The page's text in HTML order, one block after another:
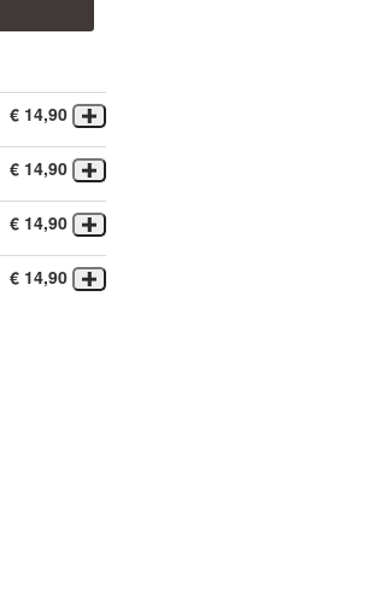
€ 14,90
€ 14,90
€ 14,90
€ 14,90